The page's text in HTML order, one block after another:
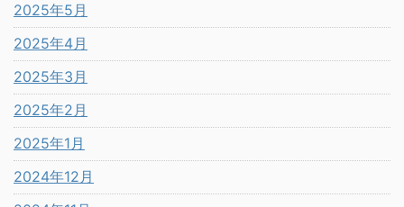
2025年5月
2025年4月
2025年3月
2025年2月
2025年1月
2024年12月